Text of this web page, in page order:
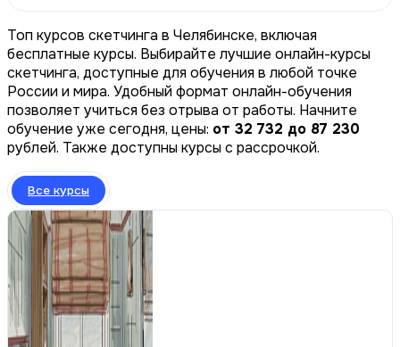
Топ курсов скетчинга в Челябинске, включая
бесплатные курсы. Выбирайте лучшие онлайн-курсы
скетчинга, доступные для обучения в любой точке
России и мира. Удобный формат онлайн-обучения
позволяет учиться без отрыва от работы. Начните
обучение уже сегодня, цены: от 32 732 до 87 230
рублей. Также доступны курсы с рассрочкой.
Все курсы